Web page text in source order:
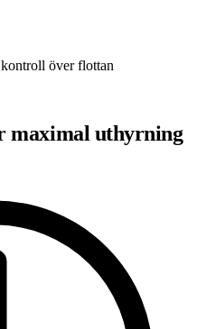
över flottan
maximal uthyrning